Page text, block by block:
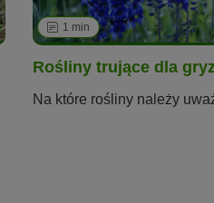
1 min
Rośliny trujące dla
Na które rośliny należy